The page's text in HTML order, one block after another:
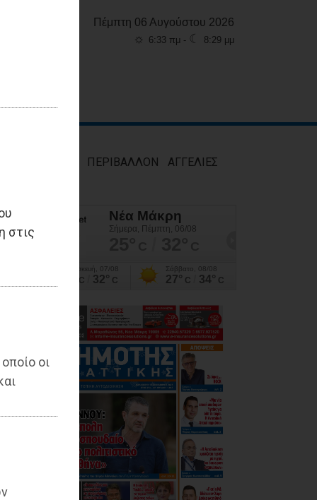
στις
οι
Πέμπτη 06 Αυγούστου 2026
☼ 6:33 πμ - ☾ 8:29 μμ
ΠΕΡΙΒΑΛΛΟΝ ΑΓΓΕΛΙΕΣ